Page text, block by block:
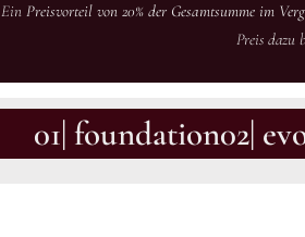
EinPreisvorteil von 20% der Gesamtsumme im
Preis dazu
01| foundation02|